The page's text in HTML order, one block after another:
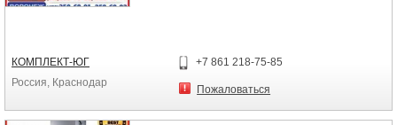
КОМПЛЕКТ-ЮГ
Россия, Краснодар
+7 861 218-75-85
Пожаловаться